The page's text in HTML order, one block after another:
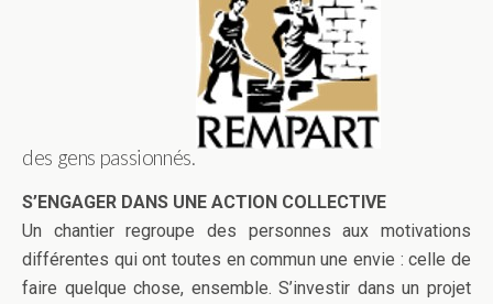
des gens passionnés.
S’ENGAGER DANS UNE ACTION COLLECTIVE
Un chantier regroupe des personnes aux motivations
différentes qui ont toutes en commun une envie : celle de
faire quelque chose, ensemble. S’investir dans un projet